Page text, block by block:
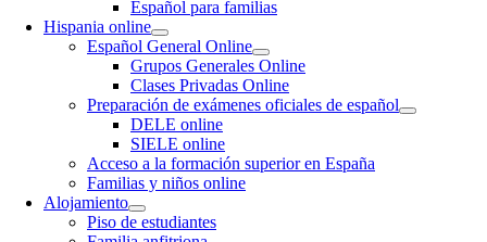
Español para familias
Hispania online
Español General Online
Grupos Generales Online
Clases Privadas Online
Preparación de exámenes oficiales de español
DELE online
SIELE online
Acceso a la formación superior en España
Familias y niños online
Alojamiento
Piso de estudiantes